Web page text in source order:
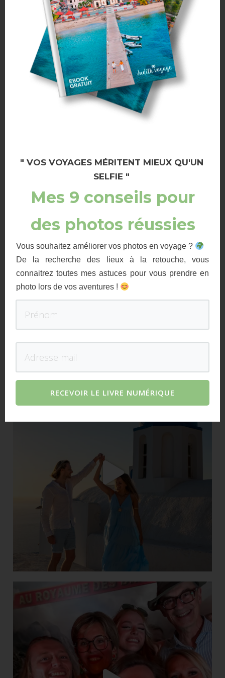
ABONNEZ-VOUS
ARTICLES LES PLUS POPULAIRES
" VOS VOYAGES MÉRITENT MIEUX QU'UN
SELFIE "
Mes 9 conseils pour
des photos réussies
Vous souhaitez améliorer vos photos en voyage ?
De la recherche des lieux à la retouche, vous
connaitrez toutes mes astuces pour vous prendre en
photo lors de vos aventures !
RECEVOIR LE LIVRE NUMÉRIQUE